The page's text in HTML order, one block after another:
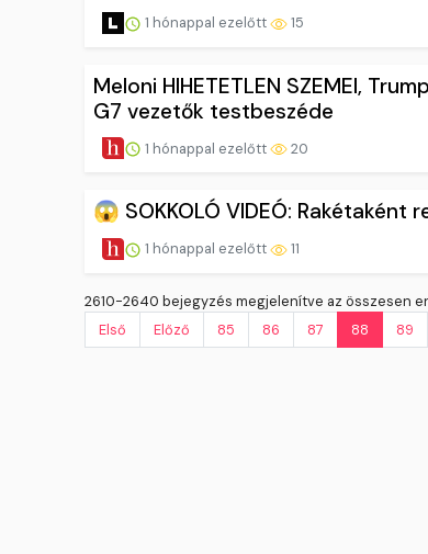
1 hónappal ezelőtt 15
Meloni HIHETETLEN SZEMEI,
G7 vezetők testbeszéde
1 hónappal ezelőtt 20
😱 SOKKOLÓ VIDEÓ:
1 hónappal ezelőtt 11
2610-2640 bejegyzés megjelenítve az összesen
Első
Előző 85 86 87 88 89